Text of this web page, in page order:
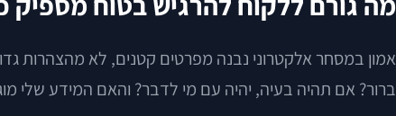
אמון במסחר אלקטרוני נבנה מפרטים קטנים, לא מהצהרות
ברור? אם תהיה בעיה, יהיה עם מי לדבר? והאם המידע שלי